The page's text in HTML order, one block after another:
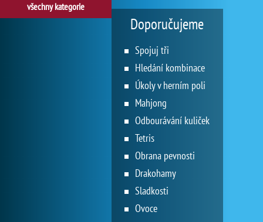
všechny kategorie
Doporučujeme
Spojuj tři
Hledání kombinace
Úkoly v herním poli
Mahjong
Odbourávání kuliček
Tetris
Obrana pevnosti
Drakohamy
Sladkosti
Ovoce